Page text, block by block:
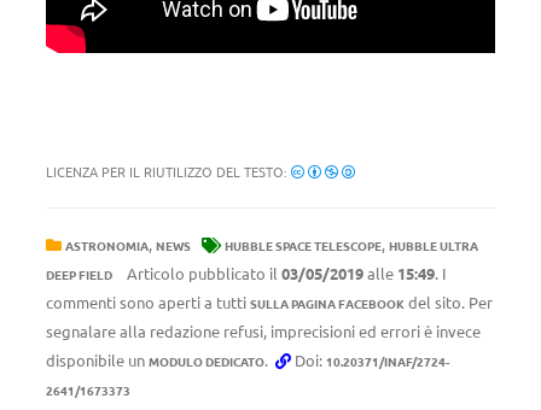
LICENZA PER IL RIUTILIZZO DEL TESTO:
ASTRONOMIA, NEWS HUBBLE SPACE TELESCOPE, HUBBLE ULTRA
DEEP FIELD
Articolo pubblicato il 03/05/2019alle 15:49. I
commenti sono aperti a tutti SULLA PAGINA FACEBOOK del sito. Per
segnalare alla redazione refusi, imprecisioni ed errori è invece
disponibile un MODULO DEDICATO. Doi: 10.20371/INAF/2724-
2641/1673373